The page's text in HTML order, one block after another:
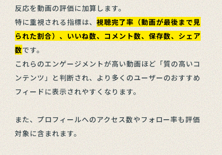
反応を動画の評価に加算します。
特に重視される指標は、視聴完了率（動画が最後まで見
られた割合）、いいね数、コメント数、保存数、シェア
数です。
これらのエンゲージメントが高い動画ほど「質の高いコ
ンテンツ」と判断され、より多くのユーザーのおすすめ
フィードに表示されやすくなります。
また、プロフィールへのアクセス数やフォロー率も評価
対象に含まれます。